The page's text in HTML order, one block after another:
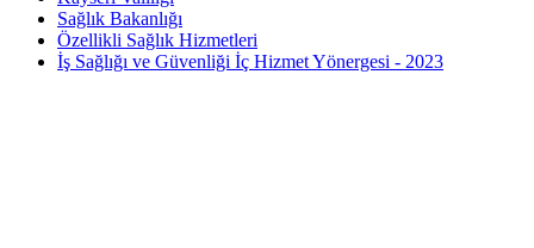
Sağlık Bakanlığı
Özellikli Sağlık Hizmetleri
İş Sağlığı ve Güvenliği İç Hizmet Yönergesi - 2023